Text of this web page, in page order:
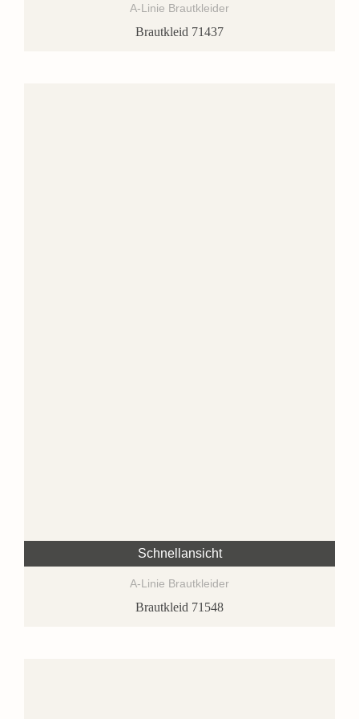
A-Linie Brautkleider
Brautkleid 71437
Schnellansicht
A-Linie Brautkleider
Brautkleid 71548